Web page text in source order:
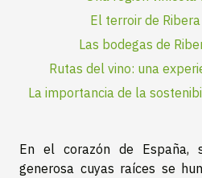
El terroir de
Las bodegas de
Rutas del vino: una
La importancia de la
En el corazón de España,
generosa cuyas raíces se